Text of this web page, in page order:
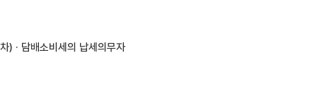
) · 담배소비세의 납세의무자